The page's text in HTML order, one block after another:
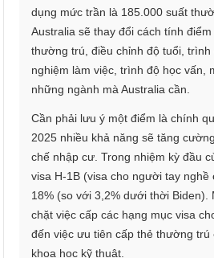
dụng mức trần là 185.000 suất
Australia sẽ thay đổi cách tính
thường trú, điều chỉnh độ tuổi, trình
nghiệm làm việc, trình độ học vấn,
những ngành mà Australia cần.
Cần phải lưu ý một điểm là chính
2025 nhiều khả năng sẽ tăng
chế nhập cư. Trong nhiệm kỳ đầu
visa H-1B (visa cho người tay nghề
18% (so với 3,2% dưới thời Biden).
chặt việc cấp các hạng mục visa
đến việc ưu tiên cấp thẻ thường trú
khoa học kỹ thuật.